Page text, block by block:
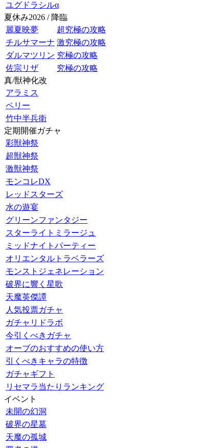
ユグドラシルα
夏休み2026 / 降臨
麗夏映夢
超究極の攻略
チルサマーナ 激究極の攻略
ダルマツリン 究極の攻略
佐宗リザ
究極の攻略
真/獣神化改
アラミス
ペリー
竹中半兵衛
定期開催ガチャ
彩獣神祭
超獣神祭
激獣神祭
モンコレDX
レッドスターズ
水の遊宴
グリーンファンタジー
スターライトミラージュ
ミッドナイトパーティー
オリエンタルトラベラーズ
モンストジェネレーション
破界に響く星歌
天魔英傑譚
人気投票ガチャ
ガチャリドラボ
今引くべきガチャ
オーブのおすすめの使い方
引くべきキャラの特徴
ガチャギフト
リセマラ当たりランキング
イベント
未開の幻洞
破界の星墓
天魔の孤城